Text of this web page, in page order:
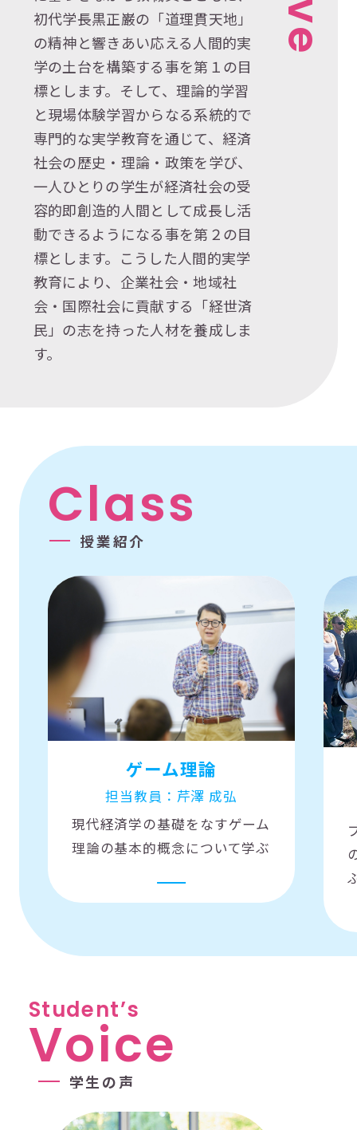
v
e
初代学長黒正巌の「道理貫天地」
の精神と響きあい応える人間的実
学の土台を構築する事を第１の目
標とします。そして、理論的学習
と現場体験学習からなる系統的で
専門的な実学教育を通じて、経済
社会の歴史・理論・政策を学び、
一人ひとりの学生が経済社会の受
容的即創造的人間として成長し活
動できるようになる事を第２の目
標とします。こうした人間的実学
教育により、企業社会・地域社
会・国際社会に貢献する「経世済
民」の志を持った人材を養成しま
す。
Class
授業紹介
ゲーム理論
担当教員：芹澤 成弘
現代経済学の基礎をなすゲーム
理論の基本的概念について学ぶ
Student’s
Voice
学生の声